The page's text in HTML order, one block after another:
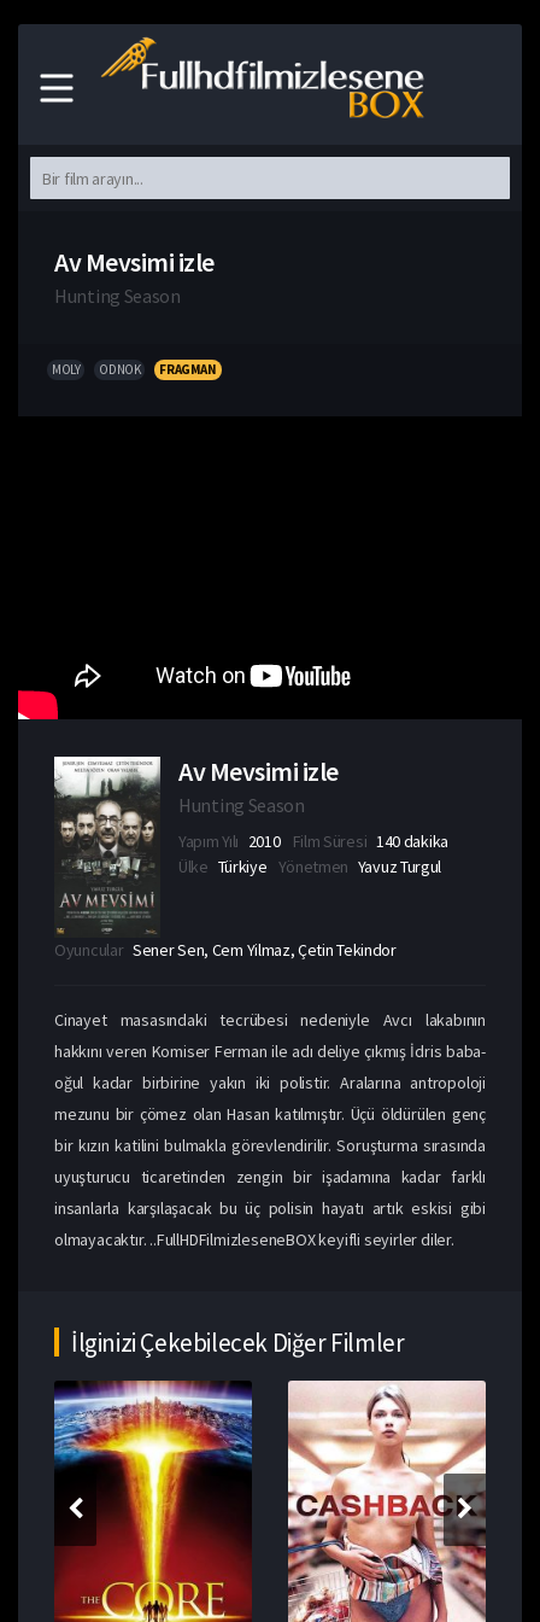
Av Mevsimi izle
Hunting Season
MOLY ODNOK FRAGMAN
Av Mevsimi izle
Hunting Season
Yapım Yılı 2010 Film Süresi 140 dakika
Ülke Türkiye Yönetmen Yavuz Turgul
Oyuncular Sener Sen, Cem Yilmaz, Çetin Tekindor
Cinayet masasındaki tecrübesi nedeniyle Avcı lakabının
hakkını veren Komiser Ferman ile adı deliye çıkmış İdris baba-
oğul kadar birbirine yakın iki polistir. Aralarına antropoloji
mezunu bir çömez olan Hasan katılmıştır. Üçü öldürülen genç
bir kızın katilini bulmakla görevlendirilir. Soruşturma sırasında
uyuşturucu ticaretinden zengin bir işadamına kadar farklı
insanlarla karşılaşacak bu üç polisin hayatı artık eskisi gibi
olmayacaktır. ..FullHDFilmizleseneBOX keyifli seyirler diler.
İlginizi Çekebilecek Diğer Filmler